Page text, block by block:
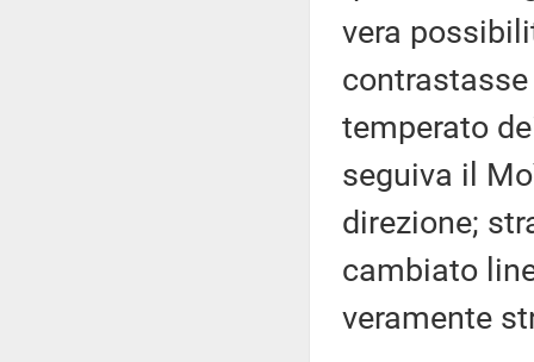
vera
temperato
seguiva il
direzione;
cambiato
veramente